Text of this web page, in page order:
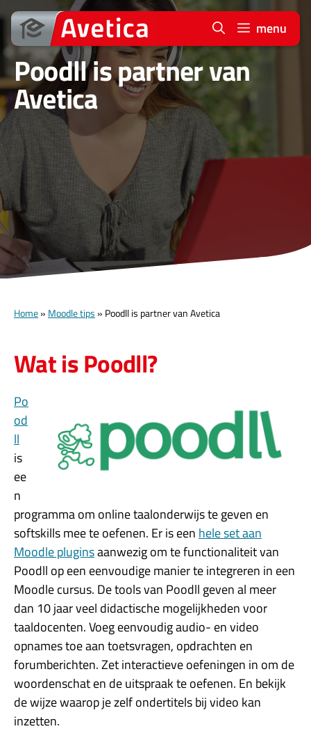
Ga
naar
de
inhoud
menu
Poodll is partner van
Avetica
Home» Moodle tips » Poodll is partner van Avetica
Wat is Poodll?
Po
od
ll
is
ee
n
programma om online taalonderwijs te geven en
softskills mee te oefenen. Er is een hele set aan
Moodle pluginsaanwezig om te functionaliteit van
Poodll op een eenvoudige manier te integreren in een
Moodle cursus. De tools van Poodll geven al meer
dan 10 jaar veel didactische mogelijkheden voor
taaldocenten. Voeg eenvoudig audio- en video
opnames toe aan toetsvragen, opdrachten en
forumberichten. Zet interactieve oefeningen in om de
woordenschat en de uitspraak te oefenen. En bekijk
de wijze waarop je zelf ondertitels bij video kan
inzetten.